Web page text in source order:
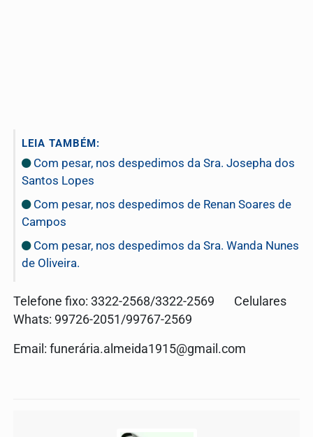
LEIA TAMBÉM:
Com pesar, nos despedimos da Sra. Josepha dos
Santos Lopes
Com pesar, nos despedimos de Renan Soares de
Campos
Com pesar, nos despedimos da Sra. Wanda Nunes
de Oliveira.
Telefone fixo: 3322-2568/3322-2569 Celulares
Whats: 99726-2051/99767-2569
Email: funerária.almeida1915@gmail.com